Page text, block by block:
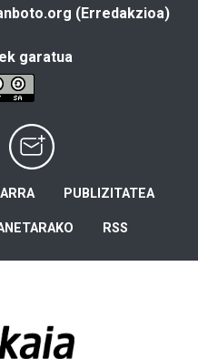
(Erredakzioa)
garatua
PUBLIZITATEA
RSS